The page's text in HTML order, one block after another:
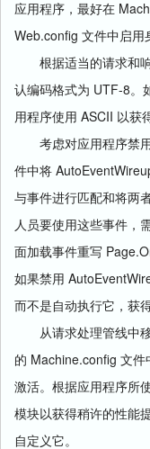
应用程序，最好在
Web.config 文件中启用
根据适当的请求和响
认编码格式为 UTF-8。
用程序使用 ASCII 以获
考虑对应用程序禁用
件中将
与事件进行匹配和将两
人员要使用这些事件，
面加载事件重写
如果禁用
而不是自动执行它，获
从请求处理管线中移
的 Machine.config 文件
激活。根据应用程序所
模块以获得稍许的性能
自定义它。